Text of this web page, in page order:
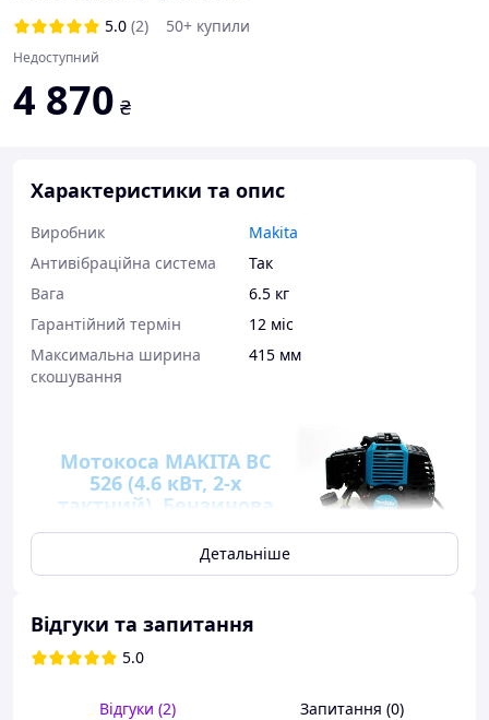
5.0 (2) 50+ купили
Недоступний
4 870 ₴
Характеристики та опис
Виробник
Makita
Антивібраційна система
Так
Вага
6.5 кг
Гарантійний термін
12 міс
Максимальна ширина
скошування
415 мм
Мотокоса MAKITA BC
526 (4.6 кВт, 2-х
тактний). Бензинова
коса Макіта
призначена для скошування
мокрої трави, сухостою), чагарників, пагонів
дерев. В якості ріжучого інструменту
застосовується волосінь і сталеві фрези. Для скосу
комплекті), для скосу жорсткої трави, чагарників у
Детальніше
Відгуки та запитання
5.0
Відгуки (2) Запитання (0)